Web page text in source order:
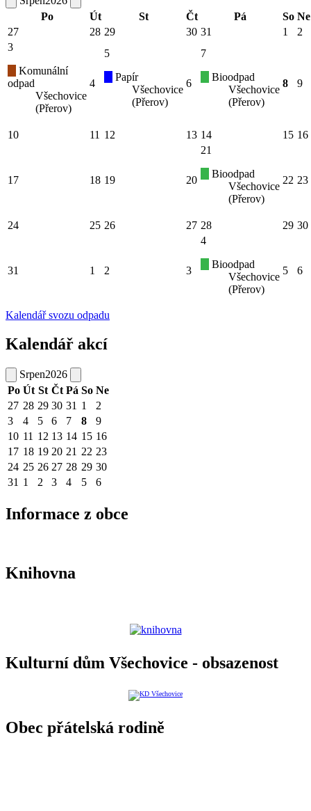
Po
Út St Čt Pá So Ne
27
28 29 30 31 1
2
3
Komunální
odpad
Všechovice
(Přerov)
4
5
Papír
Všechovice
(Přerov)
6
7
Bioodpad
Všechovice
(Přerov)
8 9
10 11 12 13 14 15 16
17 18 19 20
21
Bioodpad
Všechovice
(Přerov)
22 23
24 25 26 27 28 29 30
31 1 2 3
4
Bioodpad
Všechovice
(Přerov)
5 6
Kalendář svozu odpadu
Kalendář akcí
Srpen2026
Po Út St Čt Pá So Ne
27 28 29 30 31 1
2
3
4 5 6 7 8
9
10 11 12 13 14 15 16
17 18 19 20 21 22 23
24 25 26 27 28 29 30
31 1 2 3 4 5 6
Informace z obce
Knihovna
Kulturní dům Všechovice - obsazenost
Obec přátelská rodině